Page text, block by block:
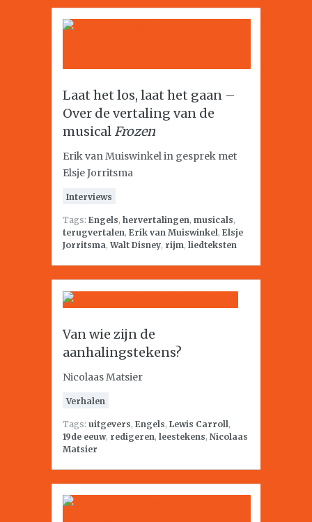
Laat het los, laat het gaan –
Over de vertaling van de
musical Frozen
Erik van Muiswinkel in gesprek met
Elsje Jorritsma
Interviews
Tags: Engels, hervertalingen, musicals,
terugvertalen, Erik van Muiswinkel , Elsje
Jorritsma,Walt Disney, rijm, liedteksten
Van wie zijn de
aanhalingstekens?
Nicolaas Matsier
Verhalen
Tags: uitgevers, Engels, Lewis Carroll ,
19de eeuw, redigeren, leestekens, Nicolaas
Matsier